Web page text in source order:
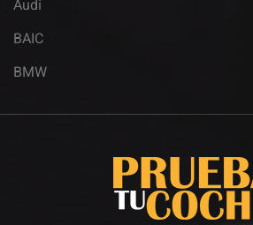
Audi
BAIC
BMW